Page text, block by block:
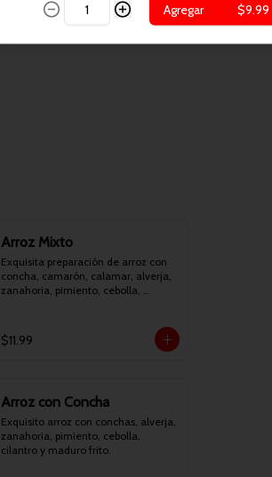
Arroz Mixto
Exquisita preparación de arroz con
concha, camarón, calamar, alverja,
zanahoria, pimiento, cebolla,
$11.99
Arroz con Concha
Exquisito arroz con conchas, alverja,
zanahoria, pimiento, cebolla,
cilantro y maduro frito.
Agregar $9.99